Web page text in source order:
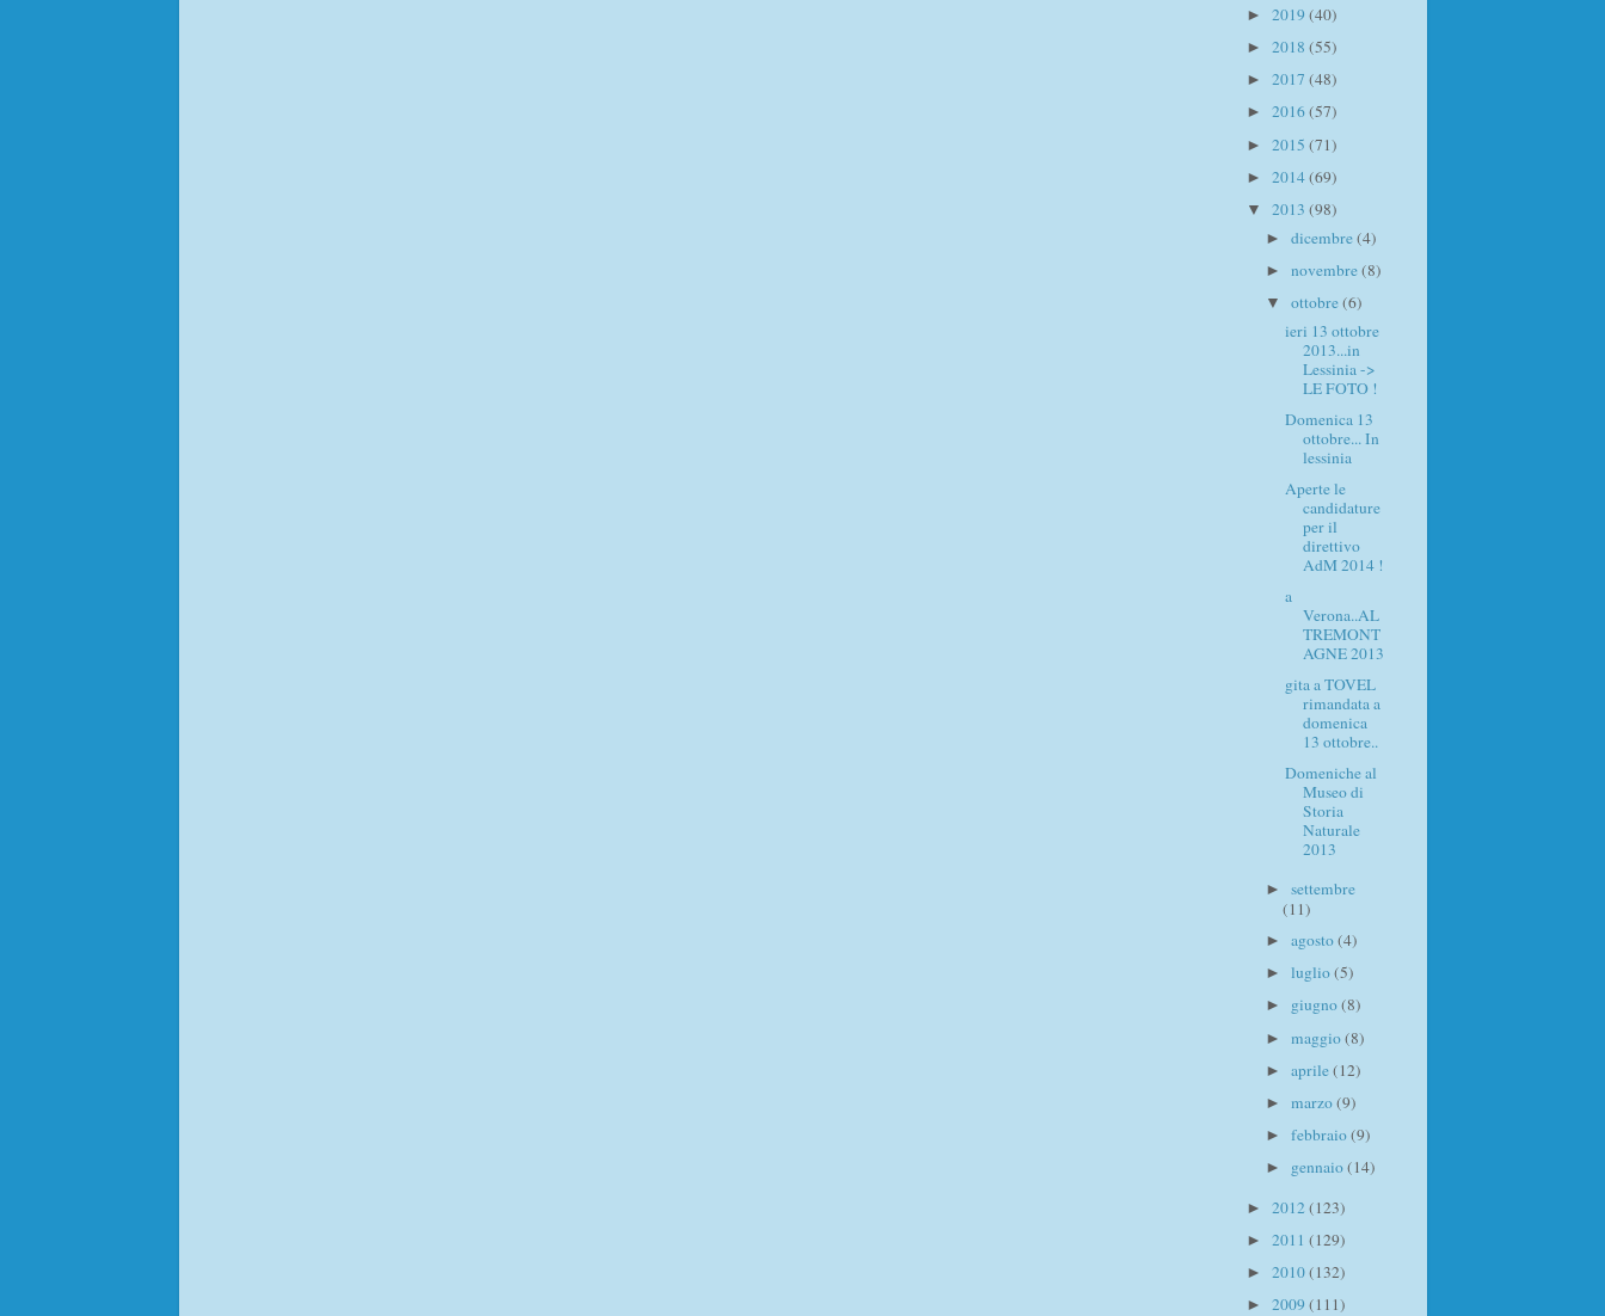
► 2019 (40)
► 2018 (55)
► 2017 (48)
► 2016(57)
► 2015 (71)
► 2014(69)
▼ 2013 (98)
► dicembre(4)
► novembre(8)
▼ ottobre(6)
ieri 13 ottobre
2013...in
Lessinia ->
LE FOTO !
Domenica 13
ottobre... In
lessinia
Aperte le
candidature
per il
direttivo
AdM 2014 !
a
Verona..AL
TREMONT
AGNE 2013
gita a TOVEL
rimandata a
domenica
13 ottobre..
Domeniche al
Museo di
Storia
Naturale
2013
► settembre
(11)
► agosto(4)
► luglio(5)
► giugno(8)
► maggio(8)
► aprile(12)
► marzo(9)
► febbraio(9)
► gennaio(14)
► 2012 (123)
► 2011 (129)
► 2010(132)
► 2009 (111)